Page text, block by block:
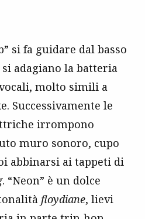
si fa guidare dal basso
adagiano la batteria
molto simili a
Successivamente le
irrompono
muro sonoro, cupo
abbinarsi ai tappeti di
. “Neon” è un dolce
floydiane, lievi